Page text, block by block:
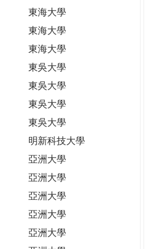
東海大學
東海大學
東海大學
東吳大學
東吳大學
東吳大學
東吳大學
明新科技大學
亞洲大學
亞洲大學
亞洲大學
亞洲大學
亞洲大學